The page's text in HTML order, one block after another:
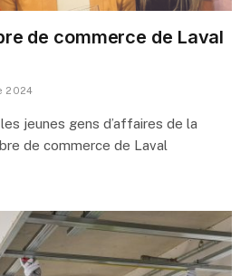
de commerce de Laval
2024
jeunes gens d’affaires de la
de commerce de Laval